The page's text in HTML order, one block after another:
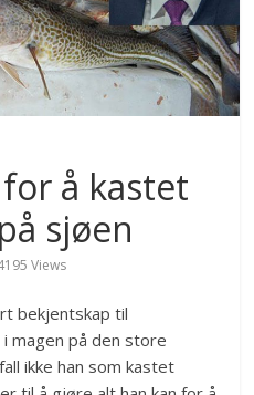
å kastet
sjøen
Views
bekjentskap til
magen på den store
ikke han som kastet